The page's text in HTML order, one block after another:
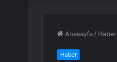
Anasayfa / Haber
Haber